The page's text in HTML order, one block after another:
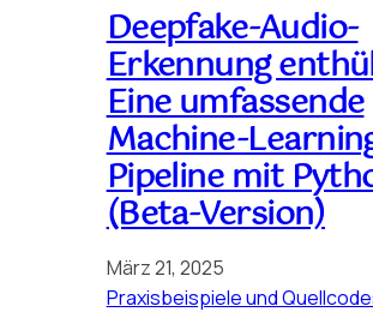
Deepfake-Audio-
Erkennung
Eine umfassende
Machine-
Pipeline mit
(Beta-Version)
März 21, 2025
Praxisbeispiele und